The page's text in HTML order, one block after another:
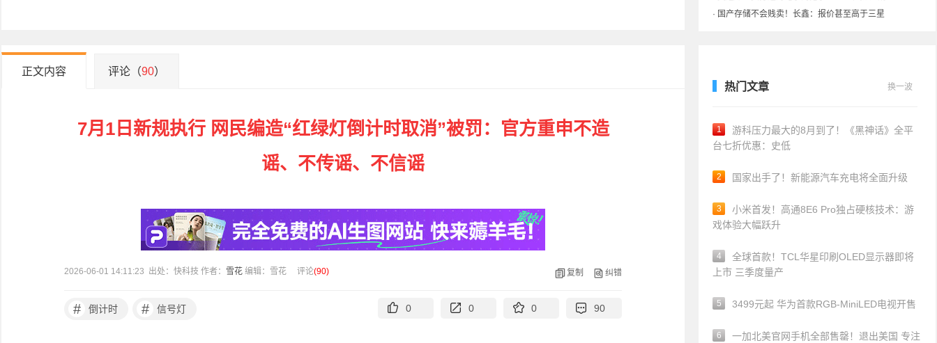
· 国产存储不会贱卖！长鑫：报价甚至高于三星
正文内容 评论（90）
7月1日新规执行 网民编造“红绿灯倒计时取消”被罚：官方重申不造
谣、不传谣、不信谣
2026-06-01 14:11:23 出处：快科技 作者： 雪花 编辑：雪花 评论(90) 复制 纠错
# 倒计时 # 信号灯 0 0 0 90
热门文章 换一波
1
游科压力最大的8月到了！《黑神话》全平
台七折优惠：史低
2 国家出手了！新能源汽车充电将全面升级
3
小米首发！高通8E6 Pro独占硬核技术：游
戏体验大幅跃升
4
全球首款！TCL华星印刷OLED显示器即将
上市 三季度量产
5 3499元起 华为首款RGB-MiniLED电视开售
6
一加北美官网手机全部售罄！退出美国 专注